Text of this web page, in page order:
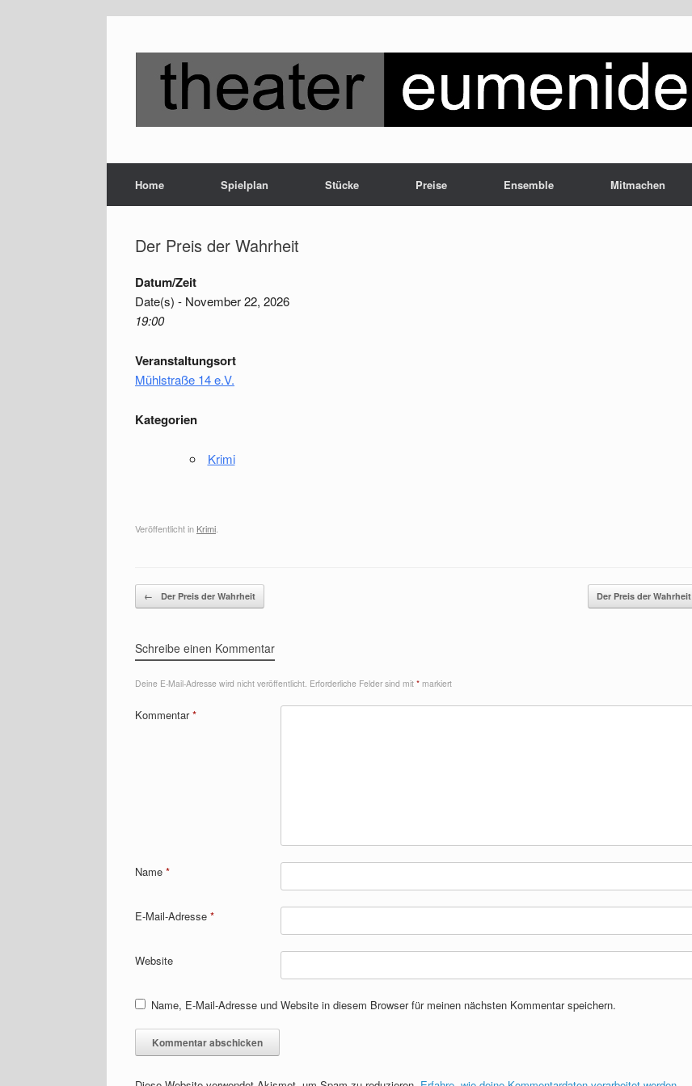
springen
Home Spielplan Stücke Preise Ensemble Mitmachen
Der Preis der Wahrheit
Datum/Zeit
Date(s) - November 22, 2026
19:00
Veranstaltungsort
Mühlstraße 14 e.V.
Kategorien
Krimi
Veröffentlicht in Krimi
Beitragsnavigation
← Der Preis der Wahrheit Der Preis der Wahrheit
Schreibe einen Kommentar
Deine E-Mail-Adresse wird nicht veröffentlicht. Erforderliche Felder sind mit * markiert
Kommentar*
Name *
E-Mail-Adresse *
Website
Name, E-Mail-Adresse und Website in diesem Browser für meinen nächsten Kommentar speichern.